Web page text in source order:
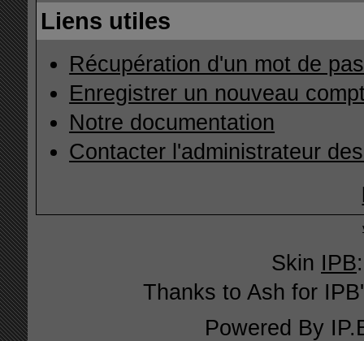
Liens utiles
Récupération d'un mot de
Enregistrer un nouveau
Notre documentation
Contacter l'administrateur
Skin IPB
Thanks to Ash for
Powered By